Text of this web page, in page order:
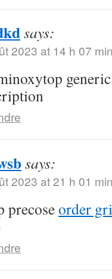
says:
2023 at 14 h 07 min
generic
says:
2023 at 21 h 01 min
precoseorder